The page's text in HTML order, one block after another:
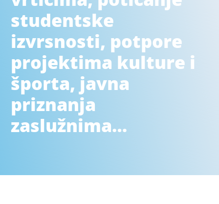
studentske
izvrsnosti, potpore
projektima kulture i
športa, javna
priznanja
zaslužnima…